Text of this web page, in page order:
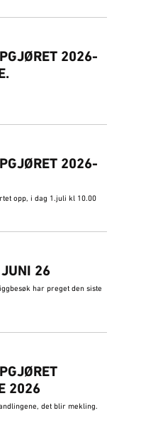
2026-
2026-
opp, i dag 1.juli kl 10.00
26
har preget den siste
2026
det blir mekling.